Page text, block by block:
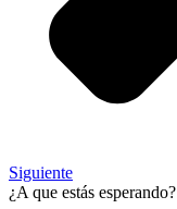
Siguiente
¿A que estás esperando?